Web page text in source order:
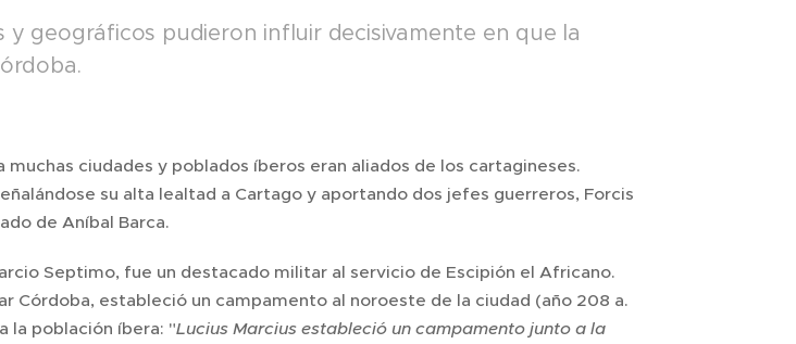
y geográficos pudieron influir decisivamente en que la
muchas ciudades y poblados íberos eran aliados de los cartagineses.
su alta lealtad a Cartago y aportando dos jefes guerreros, Forcis
de Aníbal Barca.
Septimo, fue un destacado militar al servicio de Escipión el Africano.
Córdoba, estableció un campamento al noroeste de la ciudad (año 208 a.
la población íbera: "Lucius Marcius estableció un campamento junto a la